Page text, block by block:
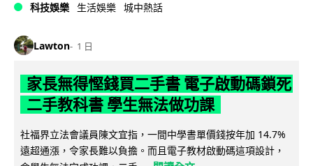
科技娛樂 生活娛樂 城中熱話
Lawton 1 日
家長無得慳錢買二手書 電子啟動碼鎖死
二手教科書 學生無法做功課
社福界立法會議員陳文宜指，一間中學書單價錢按年加 14.7%
遠超通漲，令家長難以負擔。而且電子教材啟動碼這項設計，